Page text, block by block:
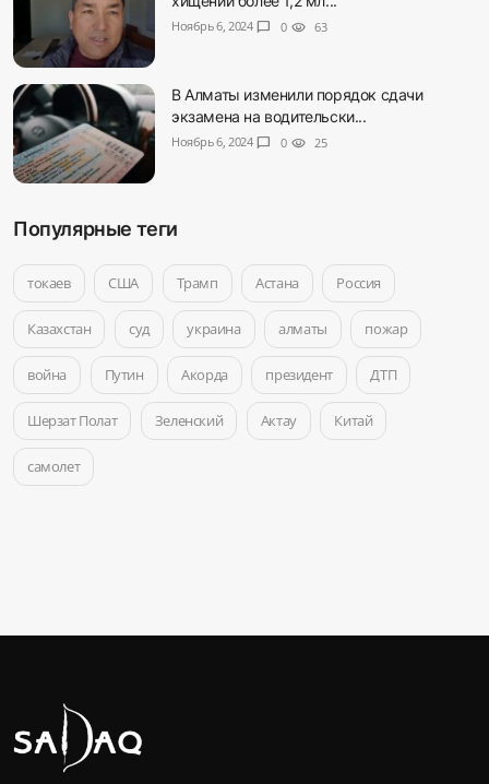
Ноябрь 6, 2024 chat_bubble 0 visibility 63
В Алматы изменили порядок сдачи
экзамена на водительски...
Ноябрь 6, 2024 chat_bubble 0 visibility 25
Популярные теги
токаев США Трамп Астана Россия
Казахстан суд украина алматы пожар
война Путин Акорда президент ДТП
Шерзат Полат Зеленский Актау Китай
самолет